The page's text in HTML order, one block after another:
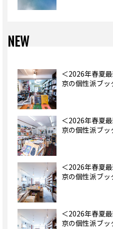
NEW
＜2026年春夏
京の個性派ブッ
＜2026年春夏
京の個性派ブッ
＜2026年春夏
京の個性派ブッ
＜2026年春夏
京の個性派ブッ